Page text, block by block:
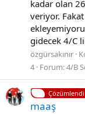
kadar olan
veriyor.
gidecek 4/C
özgürsakınır
4 Forum:4/B
maaş